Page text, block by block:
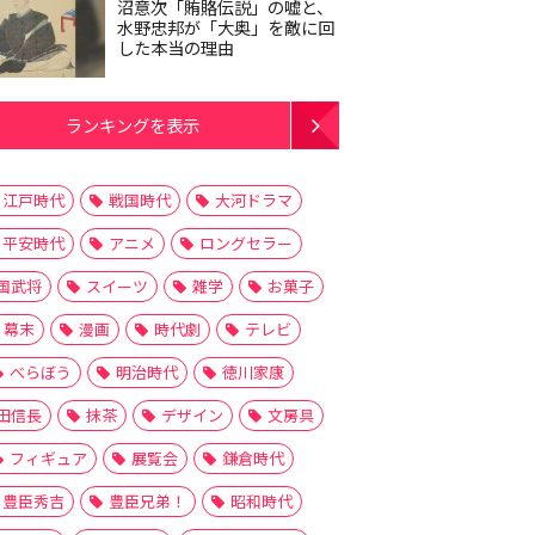
沼意次「賄賂伝説」の嘘と、
水野忠邦が「大奥」を敵に回
した本当の理由
ランキングを表示
江戸時代 戦国時代
大河ドラマ
平安時代
アニメ
ロングセラー
武将
スイーツ 雑学
お菓子
幕末
漫画 時代劇
テレビ
べらぼう
明治時代
徳川家康
信長
抹茶 デザイン
文房具
フィギュア
展覧会
鎌倉時代
豊臣秀吉
豊臣兄弟！
昭和時代